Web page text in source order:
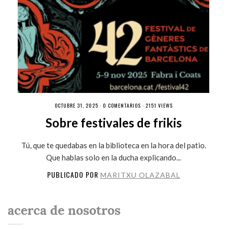
OCTUBRE 31, 2025 · 0 COMENTARIOS · 2151 VIEWS
Sobre festivales de frikis
Tú, que te quedabas en la biblioteca en la hora del patio.
Que hablas solo en la ducha explicando...
PUBLICADO POR MARITXU OLAZABAL
acerca de nosotros